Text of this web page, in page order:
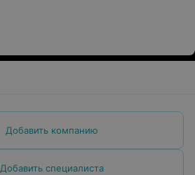
Добавить компанию
Добавить специалиста